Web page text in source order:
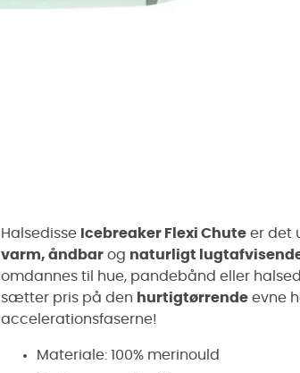
Halsedisse Icebreaker Flexi Chute er det
varm, åndbar og naturligt
omdannes til hue, pandebånd eller
sætter pris på den hurtigtørrende evne
accelerationsfaserne!
Materiale: 100% merinould